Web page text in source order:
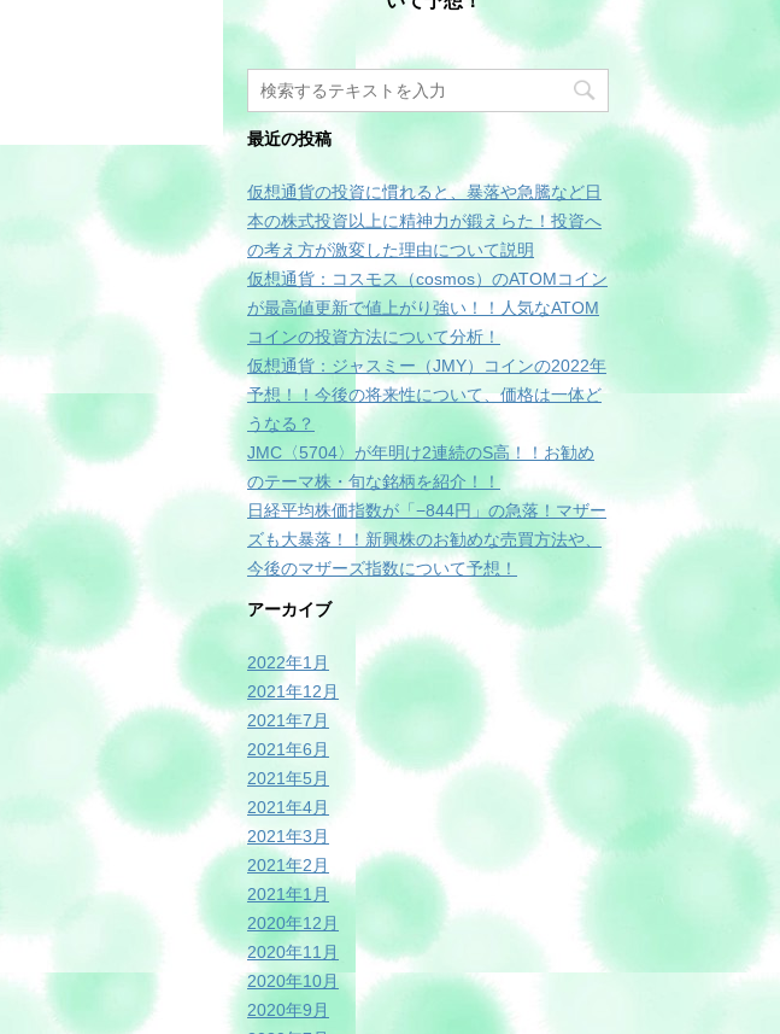
最近の投稿
仮想通貨の投資に慣れると、暴落や急騰など日
本の株式投資以上に精神力が鍛えらた！投資へ
の考え方が激変した理由について説明
仮想通貨：コスモス（cosmos）のATOMコイン
が最高値更新で値上がり強い！！人気なATOM
コインの投資方法について分析！
仮想通貨：ジャスミー（JMY）コインの2022年
予想！！今後の将来性について、価格は一体ど
うなる？
JMC〈5704〉が年明け2連続のS高！！お勧め
のテーマ株・旬な銘柄を紹介！！
日経平均株価指数が「−844円」の急落！マザー
ズも大暴落！！新興株のお勧めな売買方法や、
今後のマザーズ指数について予想！
アーカイブ
2022年1月
2021年12月
2021年7月
2021年6月
2021年5月
2021年4月
2021年3月
2021年2月
2021年1月
2020年12月
2020年11月
2020年10月
2020年9月